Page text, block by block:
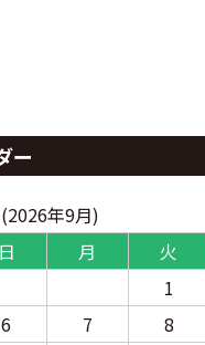
ー
年9月)
日
月 火
1
6
7 8